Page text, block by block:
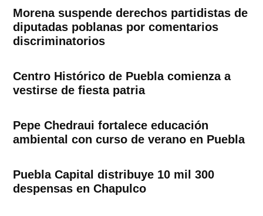
Morena suspende derechos partidistas de
diputadas poblanas por comentarios
discriminatorios
Centro Histórico de Puebla comienza a
vestirse de fiesta patria
Pepe Chedraui fortalece educación
ambiental con curso de verano en Puebla
Puebla Capital distribuye 10 mil 300
despensas en Chapulco